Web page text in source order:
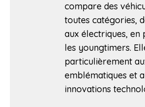
compare des
toutes catégories,
aux électriques, en
les youngtimers.
particulièrement
emblématiques et
innovations